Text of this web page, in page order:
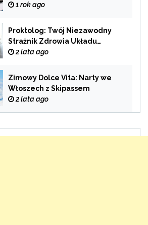
zwrócić uwagę przy wyborze
1 rok ago
Proktolog: Twój Niezawodny
Strażnik Zdrowia Układu
Pokarmowego
2 lata ago
Zimowy Dolce Vita: Narty we
Włoszech z Skipassem
2 lata ago